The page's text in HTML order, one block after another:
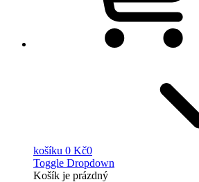
košíku 0 Kč0
Toggle Dropdown
Košík je prázdný